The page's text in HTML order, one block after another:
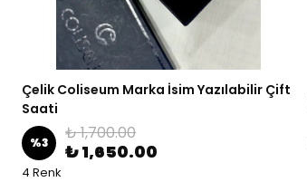
Çelik Coliseum Marka İsim Yazılabilir Çift
Saati
%3 ₺ 1,700.00
₺ 1,650.00
4 Renk